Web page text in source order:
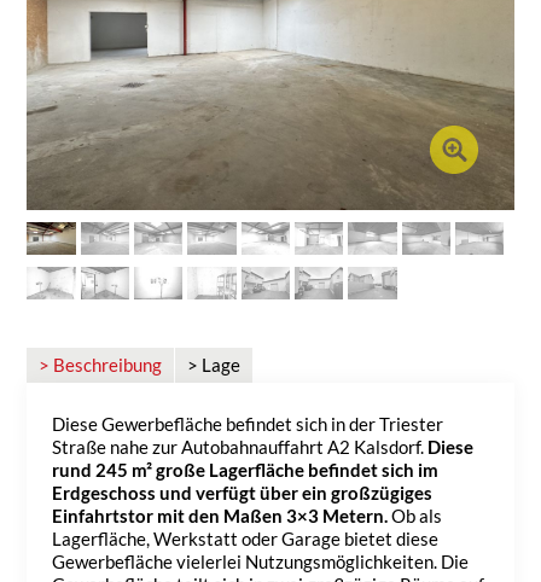
> Beschreibung > Lage
Diese Gewerbefläche befindet sich in der Triester
Straße nahe zur Autobahnauffahrt A2 Kalsdorf. Diese
rund 245 m² große Lagerfläche befindet sich im
Erdgeschoss und verfügt über ein großzügiges
Einfahrtstor mit den Maßen 3×3 Metern.Ob als
Lagerfläche, Werkstatt oder Garage bietet diese
Gewerbefläche vielerlei Nutzungsmöglichkeiten. Die